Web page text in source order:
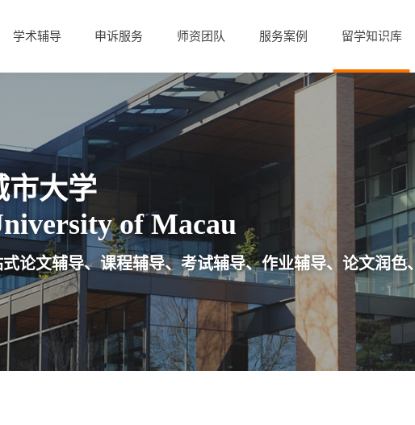
学术辅导 申诉服务 师资团队 服务案例 留学知识库
市大学
of Macau
论文辅导、课程辅导、考试辅导、作业辅导、论文润色